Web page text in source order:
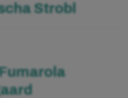
Strobl